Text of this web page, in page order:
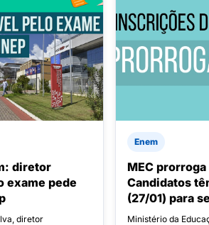
diretor
exame pede
diretor
Enem
MEC
Candidatos
(27/01) para
Ministério da